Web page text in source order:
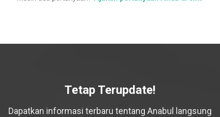
Tetap Terupdate!
Dapatkan informasi terbaru tentang Anabul langsung